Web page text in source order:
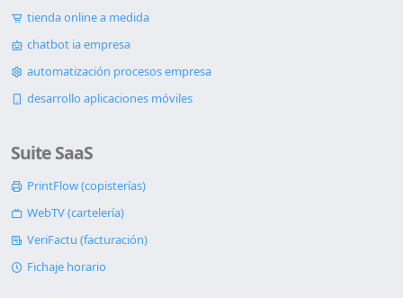
tienda online a medida
chatbot ia empresa
automatización procesos empresa
desarrollo aplicaciones móviles
Suite SaaS
PrintFlow (copisterías)
WebTV (cartelería)
VeriFactu (facturación)
Fichaje horario